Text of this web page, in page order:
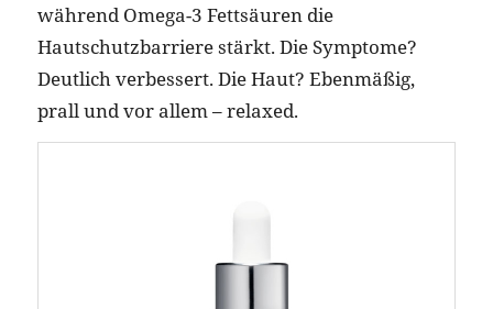
während Omega-3 Fettsäuren die
Hautschutzbarriere stärkt. Die Symptome?
Deutlich verbessert. Die Haut? Ebenmäßig,
prall und vor allem – relaxed.